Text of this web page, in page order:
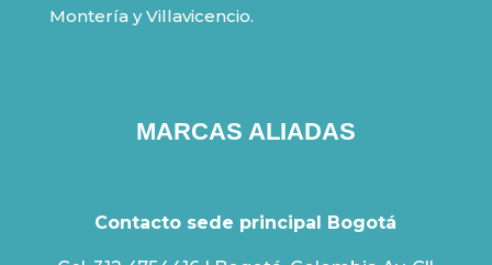
Montería y Villavicencio.
MARCAS ALIADAS
Contacto sede principal Bogotá